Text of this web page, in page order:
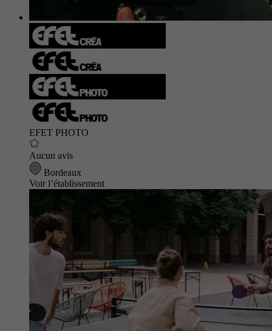
EFET PHOTO
Aucun avis
Bordeaux
Voir l’établissement